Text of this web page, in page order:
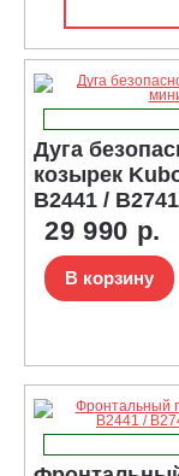
Дуга
козырек
B2441 / B2741
29 990 р.
В корзину